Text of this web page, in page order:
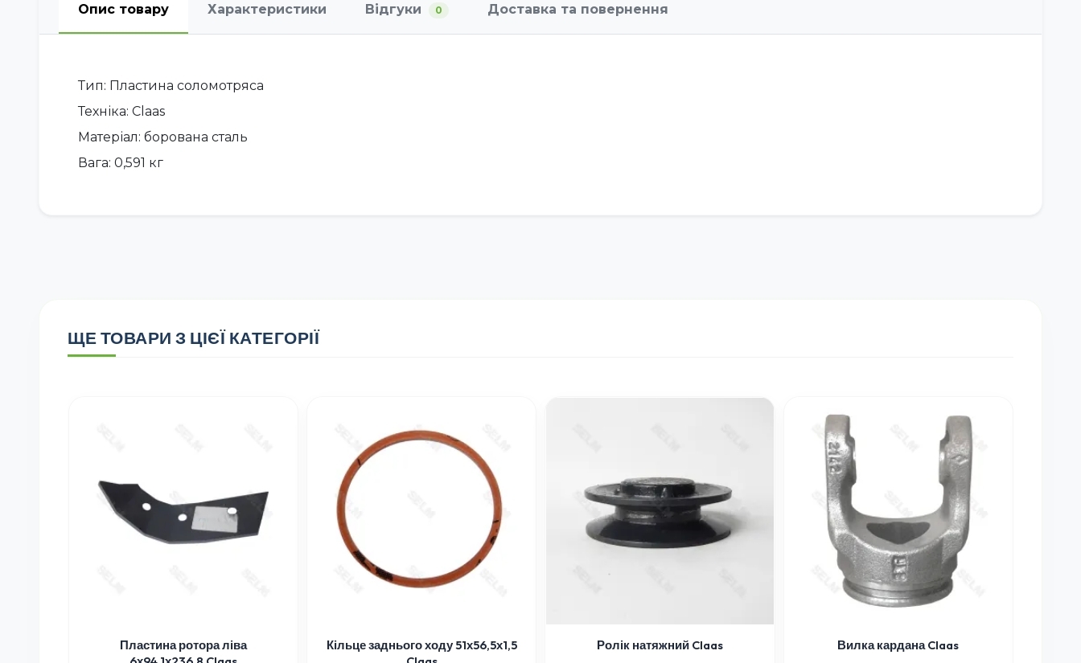
Опис товару Характеристики Відгуки 0 Доставка та повернення
Тип: Пластина соломотряса
Техніка: Claas
Матеріал: борована сталь
Вага: 0,591 кг
ЩЕ ТОВАРИ З ЦІЄЇ КАТЕГОРІЇ
Пластина ротора ліва
Кільце заднього ходу 51х56,5х1,5
Ролік натяжний Claas Вилка кардана Claas